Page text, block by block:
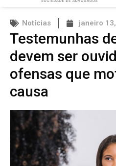
Notícias janeiro
Testemunhas
devem ser
ofensas que
causa